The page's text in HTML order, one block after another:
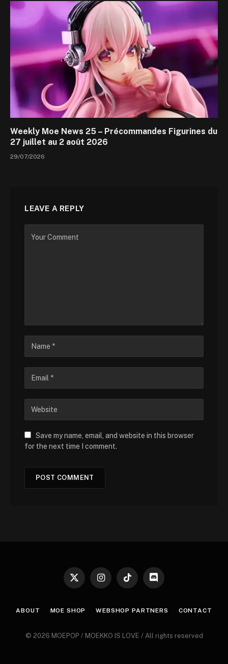
Weekly Moe News 25 – Précommandes Figurines du
27 juillet au 2 août 2026
29/07/2026
LEAVE A REPLY
Save my name, email, and website in this browser
for the next time I comment.
X
InstagramTikTok Discord
ABOUT MOE SHOP WEBSHOP PARTNERS CONTACT
© 2026 MOEPOP / MOEKKO IS LOVE / All rights reserved